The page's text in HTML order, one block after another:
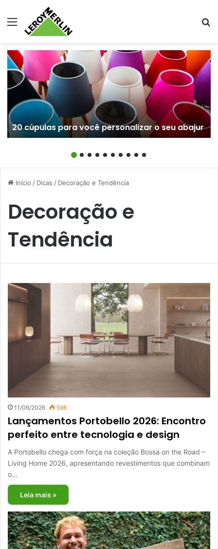
Menu
20 cúpulas para você personalizar o seu abajur
Início / Dicas / Decoração e Tendência
Decoração e
Tendência
11/06/2026 598
Lançamentos Portobello 2026: Encontro
perfeito entre tecnologia e design
A Portobello chega com força na coleção Bossa on the Road –
Living Home 2026, apresentando revestimentos que combinam
o…
Leia mais »